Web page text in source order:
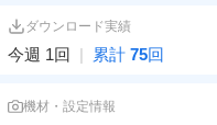
ダウンロード実績
今週 1回 | 累計 75回
機材・設定情報